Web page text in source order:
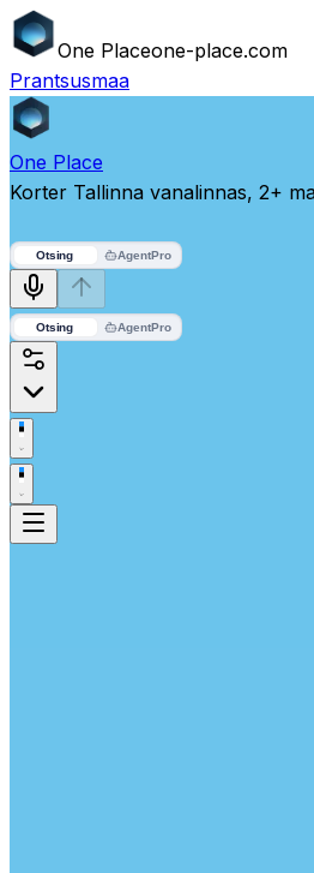
One Placeone-place.com
Prantsusmaa
One Place
Korter Tallinna vanalinnas, 2+
Otsing AgentPro
Otsing AgentPro